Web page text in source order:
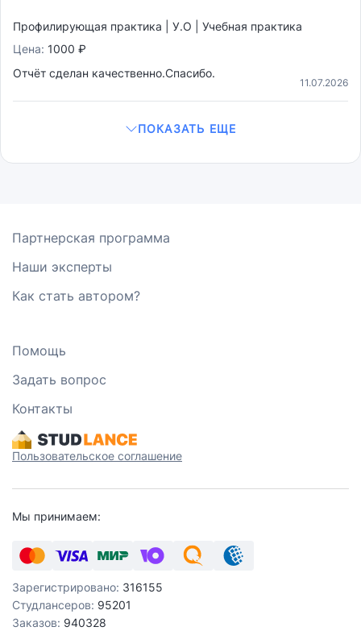
11.07.2026
Профилирующая практика | У.О | Учебная практика
Цена: 1000 ₽
Отчёт сделан качественно.Спасибо.
ПОКАЗАТЬ ЕЩЕ
Партнерская программа
Наши эксперты
Как стать автором?
Помощь
Задать вопрос
Контакты
Пользовательское соглашение
Мы принимаем:
Зарегистрировано: 316155
Студлансеров: 95201
Заказов: 940328